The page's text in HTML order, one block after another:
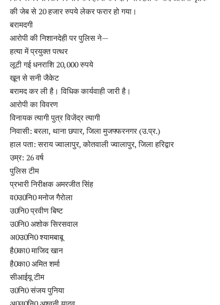
की जेब से 20 हजार रुपये लेकर फरार हो गया।
बरामदगी
आरोपी की निशानदेही पर पुलिस ने—
हत्या में प्रयुक्त पत्थर
लूटी गई धनराशि 20,000 रुपये
खून से सनी जैकेट
बरामद कर ली है। विधिक कार्यवाही जारी है।
आरोपी का विवरण
विनायक त्यागी पुत्र विजेंद्र त्यागी
निवासी: बरला, थाना छपार, जिला मुजफ्फरनगर (उ.प्र.)
हाल पता: सराय ज्वालापुर, कोतवाली ज्वालापुर, जिला हरिद्वार
उम्र: 26 वर्ष
पुलिस टीम
प्रभारी निरीक्षक अमरजीत सिंह
व0उ0नि0 मनोज गैरोला
उ0नि0 प्रवीण बिष्ट
उ0नि0 अशोक सिरसवाल
अ0उ0नि0 श्यामबाबू
है0का0 माजिद खान
है0का0 अमित शर्मा
सीआईयू टीम
उ0नि0 संजय पुनिया